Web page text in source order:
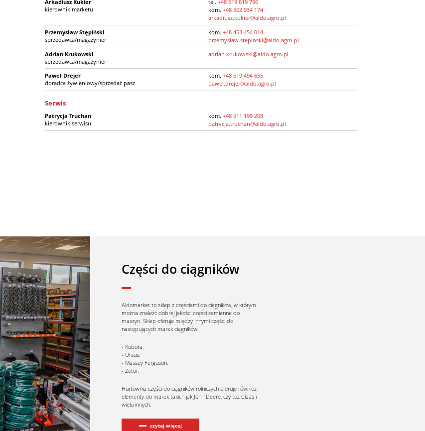
Arkadiusz Kukier
kierownik marketu
tel.+48 519 619 796
kom.+48 502 934 174
arkadiusz.kukier@aldo.agro.pl
Przemysław Stępiński
sprzedawca/magazynier
kom.+48 453 454 014
przemyslaw.stepinski@aldo.agro.pl
Adrian Krukowski
sprzedawca/magazynier
adrian.krukowski@aldo.agro.pl
Paweł Drejer
doradca żywieniowy/sprzedaż pasz
kom.+48 519 494 655
pawel.drejer@aldo.agro.pl
Serwis
Patrycja Truchan
kierownik serwisu
kom.+48 511 199 208
patrycja.truchan@aldo.agro.pl
Części do ciągników
Aldomarket to sklep z częściami do ciągników, w którym
można znaleźć dobrej jakości części zamienne do
maszyn. Sklep oferuje między innymi części do
następujących marek ciągników:
Kubota,
Ursus,
Massey Ferguson,
Zetor.
Hurtownia części do ciągników rolniczych oferuje również
elementy do marek takich jak John Deere, czy też Claas i
wielu innych.
czytaj więcej